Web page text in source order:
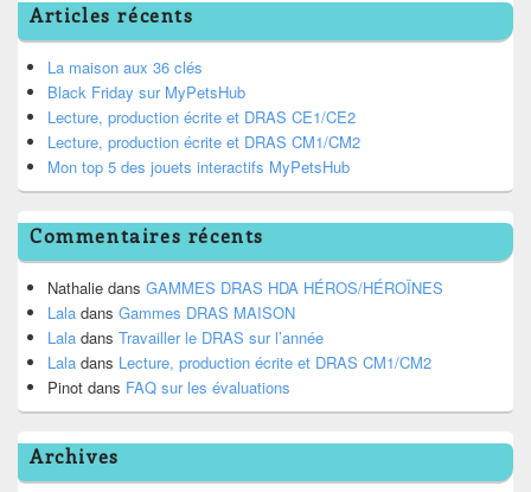
Articles récents
La maison aux 36 clés
Black Friday sur MyPetsHub
Lecture, production écrite et DRAS CE1/CE2
Lecture, production écrite et DRAS CM1/CM2
Mon top 5 des jouets interactifs MyPetsHub
Commentaires récents
Nathalie dans GAMMES DRAS HDA HÉROS/HÉROÏNES
Lala dans Gammes DRAS MAISON
Lala dans Travailler le DRAS sur l’année
Lala dans Lecture, production écrite et DRAS CM1/CM2
Pinot dans FAQ sur les évaluations
Archives